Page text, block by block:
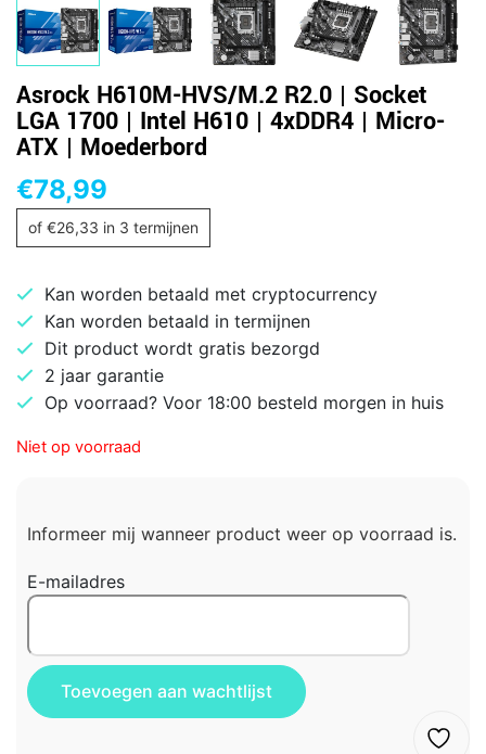
Asrock H610M-HVS/M.2 R2.0 | Socket
LGA 1700 | Intel H610 | 4xDDR4 | Micro-
ATX | Moederbord
€78,99
of €26,33 in 3 termijnen
Kan worden betaald met cryptocurrency
Kan worden betaald in termijnen
Dit product wordt gratis bezorgd
2 jaar garantie
Op voorraad? Voor 18:00 besteld morgen in huis
Niet op voorraad
Informeer mij wanneer product weer op voorraad is.
E-mailadres